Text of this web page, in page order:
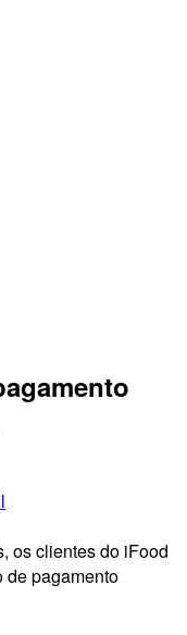
os clientes do iFood
de pagamento